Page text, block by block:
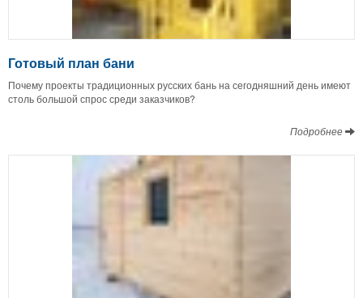
Готовый план бани
Почему проекты традиционных русских бань на сегодняшний день имеют
столь большой спрос среди заказчиков?
Подробнее